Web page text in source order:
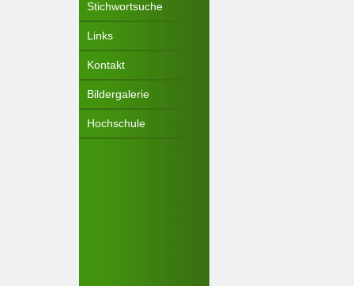
Stichwortsuche
Links
Kontakt
Bildergalerie
Hochschule